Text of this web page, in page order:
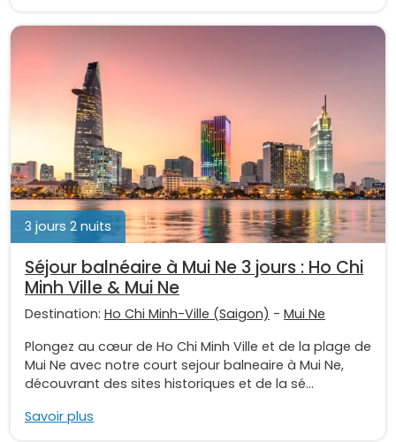
3 jours 2 nuits
Séjour balnéaire à Mui Ne 3 jours : Ho Chi
Minh Ville & Mui Ne
Destination: Ho Chi Minh-Ville (Saigon) - Mui Ne
Plongez au cœur de Ho Chi Minh Ville et de la plage de
Mui Ne avec notre court sejour balneaire à Mui Ne,
découvrant des sites historiques et de la sé...
Savoir plus